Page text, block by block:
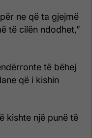
ne që ta gjejmë
të cilën ndodhet,”
të bëhej
që i kishin
kishte një punë të